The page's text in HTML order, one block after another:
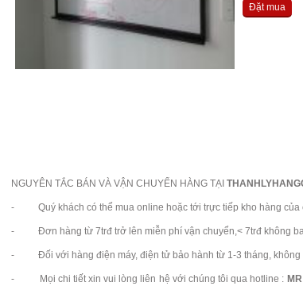
Đặt mua
NGUYÊN TẮC BÁN VÀ VẬN CHUYỂN HÀNG TẠI
- Quý khách có thể mua online hoặc tới trực tiếp kho hàng của
- Đơn hàng từ 7trđ trở lên miễn phí vận chuyển,< 7trđ không
- Đối với hàng điện máy, điện tử bảo hành từ 1-3 tháng, không
- Mọi chi tiết xin vui lòng liên hệ với chúng tôi qua hotline :